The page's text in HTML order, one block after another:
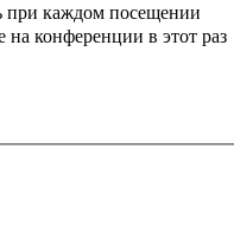
при каждом посещении
конференции в этот раз